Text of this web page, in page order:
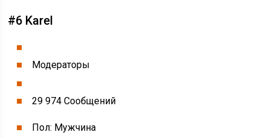
#6 Karel
Модераторы
29 974 Cообщений
Пол: Мужчина